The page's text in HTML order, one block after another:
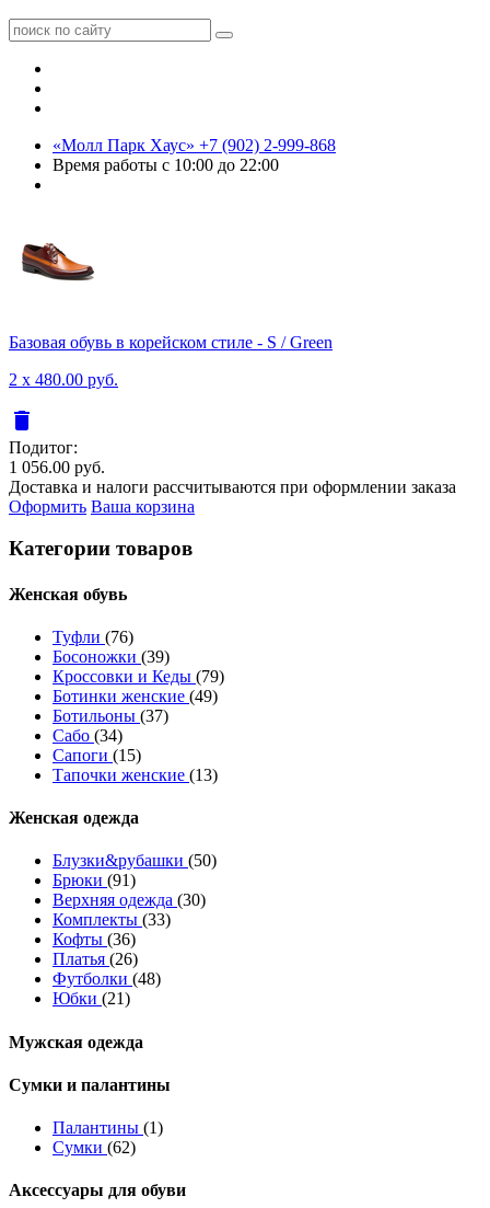
«Молл Парк Хаус» +7 (902) 2-999-868
Время работы с 10:00 до 22:00
Базовая обувь в корейском стиле - S / Green
2 x 480.00 руб.
delete
Подитог:
1 056.00 руб.
Доставка и налоги рассчитываются при оформлении заказа
Оформить Ваша корзина
Категории товаров
Женcкая обувь
Туфли (76)
Босоножки (39)
Кроссовки и Кеды (79)
Ботинки женские (49)
Ботильоны (37)
Сабо (34)
Сапоги (15)
Тапочки женские (13)
Женская одежда
Блузки&рубашки (50)
Брюки (91)
Верхняя одежда (30)
Комплекты (33)
Кофты (36)
Платья (26)
Футболки (48)
Юбки (21)
Мужская одежда
Сумки и палантины
Палантины (1)
Сумки (62)
Аксессуары для обуви